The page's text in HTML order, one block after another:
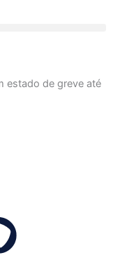
estado de greve até